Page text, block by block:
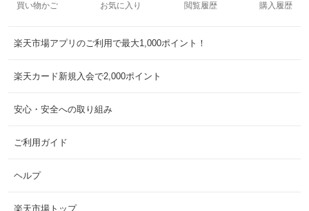
買い物かご お気に入り 閲覧履歴 購入履歴
楽天市場アプリのご利用で最大1,000ポイント！
楽天カード新規入会で2,000ポイント
安心・安全への取り組み
ご利用ガイド
ヘルプ
楽天市場トップ